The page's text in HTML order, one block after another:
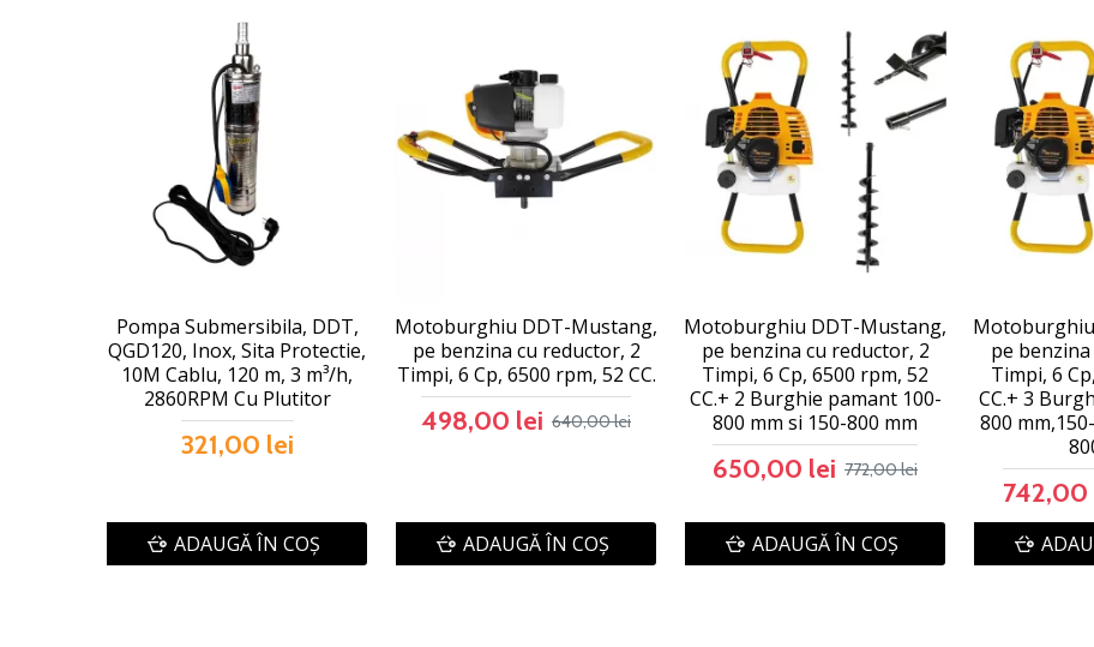
Pompa Submersibila, DDT,
QGD120, Inox, Sita Protectie,
10M Cablu, 120 m, 3 m³/h,
2860RPM Cu Plutitor
321,00 lei
ADAUGĂ ÎN COŞ
Motoburghiu DDT-Mustang,
pe benzina cu reductor, 2
Timpi, 6 Cp, 6500 rpm, 52 CC.
498,00 lei 640,00 lei
ADAUGĂ ÎN COŞ
Motoburghiu DDT-Mustang,
pe benzina cu reductor, 2
Timpi, 6 Cp, 6500 rpm, 52
CC.+ 2 Burghie pamant 100-
800 mm si 150-800 mm
650,00 lei 772,00 lei
ADAUGĂ ÎN COŞ
pe
Timpi, 6
CC.+ 3
800
742,00